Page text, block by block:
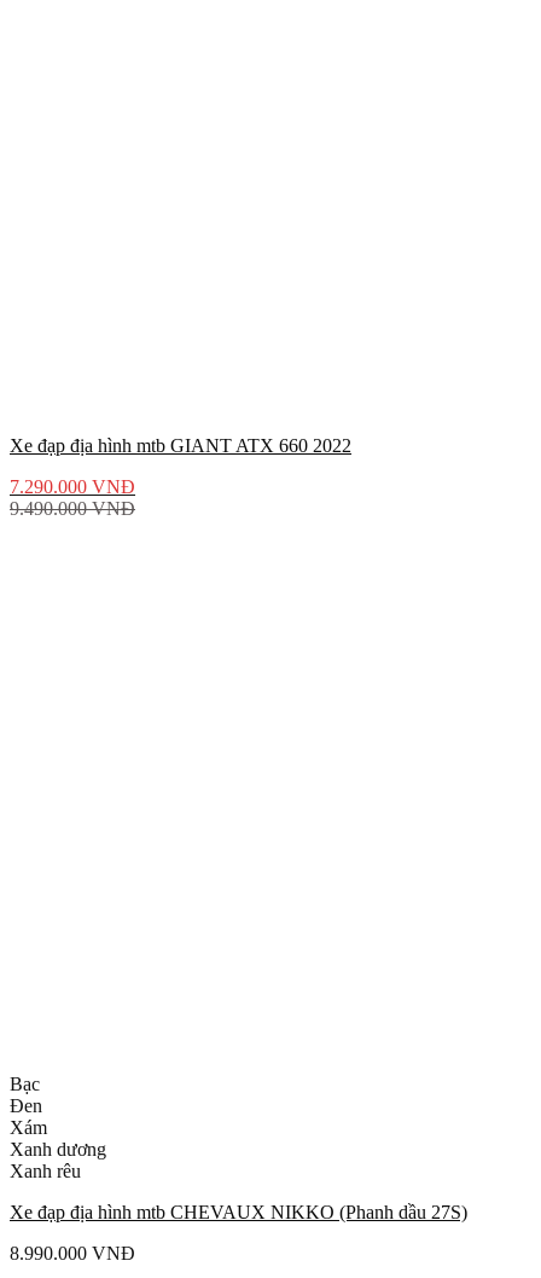
Xe đạp địa hình mtb GIANT ATX 660 2022
7.290.000 VNĐ
9.490.000VNĐ
Bạc
Đen
Xám
Xanh dương
Xanh rêu
Xe đạp địa hình mtb CHEVAUX NIKKO (Phanh dầu 27S)
8.990.000 VNĐ